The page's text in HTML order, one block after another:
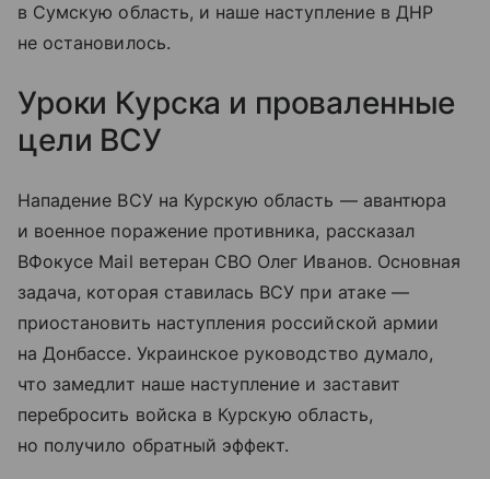
в Сумскую область, и наше наступление в ДНР
не остановилось.
Уроки Курска и проваленные
цели ВСУ
Нападение ВСУ на Курскую область — авантюра
и военное поражение противника, рассказал
ВФокусе Mail ветеран СВО Олег Иванов. Основная
задача, которая ставилась ВСУ при атаке —
приостановить наступления российской армии
на Донбассе. Украинское руководство думало,
что замедлит наше наступление и заставит
перебросить войска в Курскую область,
но получило обратный эффект.